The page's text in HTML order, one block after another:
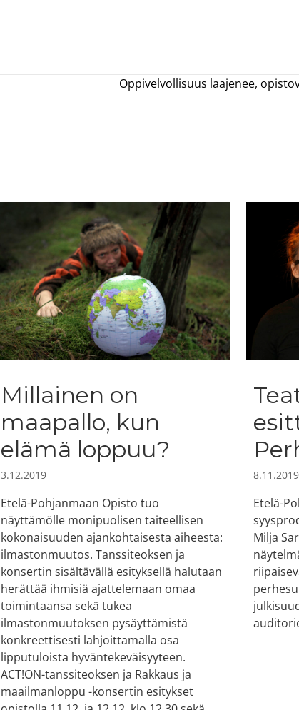
Oppivelvollisuus laajenee,
Millainen on
maapallo, kun
elämä loppuu?
3.12.2019
Etelä-Pohjanmaan Opisto tuo
näyttämölle monipuolisen taiteellisen
kokonaisuuden ajankohtaisesta aiheesta:
ilmastonmuutos. Tanssiteoksen ja
konsertin sisältävällä esityksellä halutaan
herättää ihmisiä ajattelemaan omaa
toimintaansa sekä tukea
ilmastonmuutoksen pysäyttämistä
konkreettisesti lahjoittamalla osa
lipputuloista hyväntekeväisyyteen.
ACT!ON-tanssiteoksen ja Rakkaus ja
maailmanloppu -konsertin esitykset
8.11.2019
Etelä-
Milja